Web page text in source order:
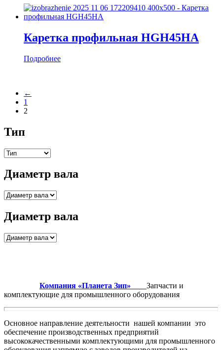
Каретка профильная HGH45HA
Подробнее
←
1
2
Тип
Диаметр вала
Диаметр вала
Компания «Планета Зип» Запчасти и
комплектующие для промышленного оборудования
Основное направление деятельности нашей компании это
обеспечение производственных предприятий
высококачественными комплектующими для промышленного